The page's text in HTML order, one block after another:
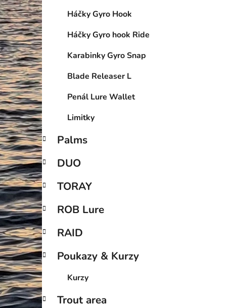
Háčky Gyro Hook
Háčky Gyro hook Ride
Karabinky Gyro Snap
Blade Releaser L
Penál Lure Wallet
Limitky
Palms
DUO
TORAY
ROB Lure
RAID
Poukazy & Kurzy
Kurzy
Trout area